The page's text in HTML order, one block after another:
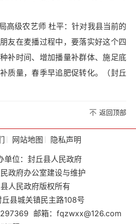
级农艺师 杜平：针对我县当前的
友在麦播过程中，要落实好这个四
补时间、增加播量补群体、施足底
质量，春季早追肥促转化。（封丘
返回顶部
网站地图
隐私声明
单位：封丘县人民政府
政府办公室建设与维护
人民政府版权所有
县城关镇民主路108号
邮箱：fqzwxx@126.com